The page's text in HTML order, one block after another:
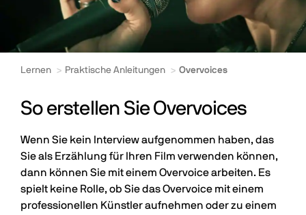
Lernen Praktische Anleitungen Overvoices
So erstellen Sie Overvoices
Wenn Sie kein Interview aufgenommen haben, das
Sie als Erzählung für Ihren Film verwenden können,
dann können Sie mit einem Overvoice arbeiten. Es
spielt keine Rolle, ob Sie das Overvoice mit einem
professionellen Künstler aufnehmen oder zu einem